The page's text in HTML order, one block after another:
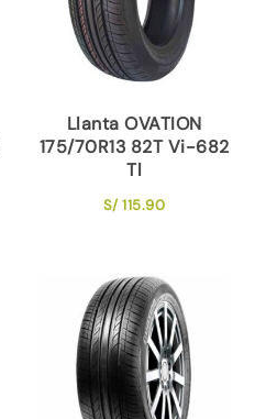
Llanta OVATION
175/70R13 82T Vi-682
Tl
S/115.90